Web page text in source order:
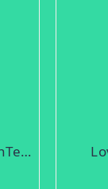
Lovecká bunda Blaser HunTec Resist 3L